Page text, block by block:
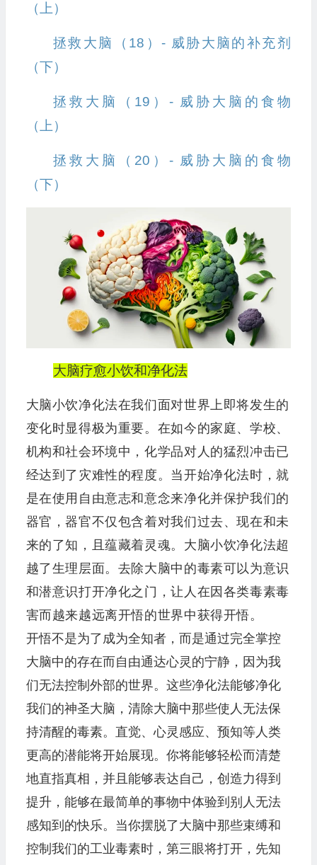
（上）
拯救大脑（18）- 威胁大脑的补充剂
（下）
拯救大脑（19）- 威胁大脑的食物
（上）
拯救大脑（20）- 威胁大脑的食物
（下）
大脑疗愈小饮和净化法
大脑小饮净化法在我们面对世界上即将发生的
变化时显得极为重要。在如今的家庭、学校、
机构和社会环境中，化学品对人的猛烈冲击已
经达到了灾难性的程度。当开始净化法时，就
是在使用自由意志和意念来净化并保护我们的
器官，器官不仅包含着对我们过去、现在和未
来的了知，且蕴藏着灵魂。大脑小饮净化法超
越了生理层面。去除大脑中的毒素可以为意识
和潜意识打开净化之门，让人在因各类毒素毒
害而越来越远离开悟的世界中获得开悟。
开悟不是为了成为全知者，而是通过完全掌控
大脑中的存在而自由通达心灵的宁静，因为我
们无法控制外部的世界。这些净化法能够净化
我们的神圣大脑，清除大脑中那些使人无法保
持清醒的毒素。直觉、心灵感应、预知等人类
更高的潜能将开始展现。你将能够轻松而清楚
地直指真相，并且能够表达自己，创造力得到
提升，能够在最简单的事物中体验到别人无法
感知到的快乐。当你摆脱了大脑中那些束缚和
控制我们的工业毒素时，第三眼将打开，先知